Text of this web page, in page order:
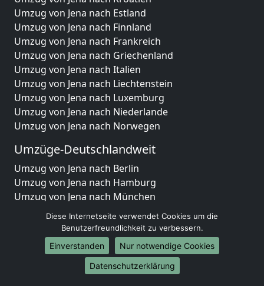
Umzug von Jena nach Estland
Umzug von Jena nach Finnland
Umzug von Jena nach Frankreich
Umzug von Jena nach Griechenland
Umzug von Jena nach Italien
Umzug von Jena nach Liechtenstein
Umzug von Jena nach Luxemburg
Umzug von Jena nach Niederlande
Umzug von Jena nach Norwegen
Umzüge-Deutschlandweit
Umzug von Jena nach Berlin
Umzug von Jena nach Hamburg
Umzug von Jena nach München
Umzug von Jena nach Köln
Umzug von Jena nach Frankfurt am Main
Umzug von Jena nach Stuttgart
Umzug von Jena nach Düsseldorf
Umzug von Jena nach Leipzig
Diese Internetseite verwendet Cookies um die
Benutzerfreundlichkeit zu verbessern.
Einverstanden
Nur notwendige Cookies
Datenschutzerklärung